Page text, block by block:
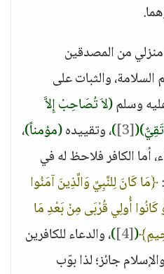
من المصدقين
والثبات على
وسلم(لاَ تُصَاحِبْ إِلاَّ
(
[3]
)، وتقييده(مؤمناً)،
أما الكافر فلاحظ له في
﴿مَا كَانَ لِلنَّبِيِّ وَالَّذِينَ آمَنُوا
أُولِي قُرْبَى مِنْ بَعْدِ مَا
(
[4]
)، والدعاء للكافرين
جائز؛ لذا بوّب